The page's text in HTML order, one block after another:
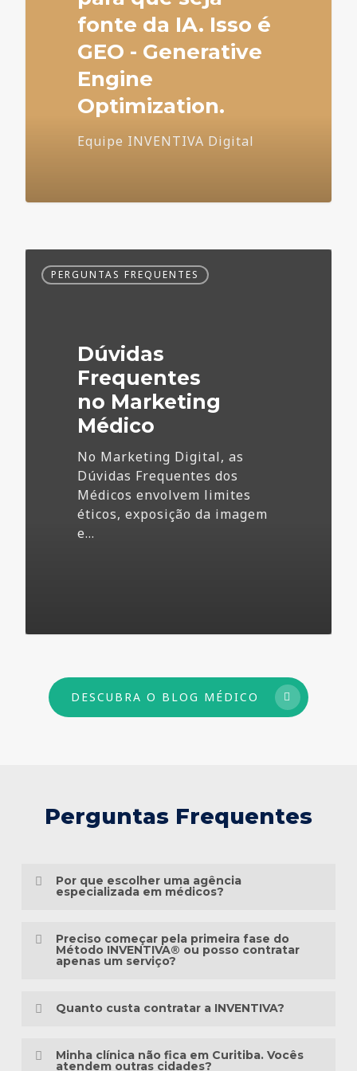
fonte da IA. Isso é
GEO - Generative
Engine
Optimization.
Equipe INVENTIVA Digital
Frequentes
PERGUNTAS FREQUENTES
Dúvidas
Frequentes
no Marketing
Médico
No Marketing Digital, as
Dúvidas Frequentes dos
Médicos envolvem limites
éticos, exposição da imagem
e…
DESCUBRA O BLOG MÉDICO
Perguntas Frequentes
Por que escolher uma agência
especializada em médicos?
mais do que conhecimento em publicidade.
paciente, as particularidades das
como as pessoas pesquisam sintomas,
Preciso começar pela primeira fase do
Método INVENTIVA® ou posso contratar
apenas um serviço?
diferente da sua presença digital. Algumas
Quanto custa contratar a INVENTIVA?
padronizados, porque cada clínica possui
Minha clínica não fica em Curitiba. Vocês
atendem outras cidades?